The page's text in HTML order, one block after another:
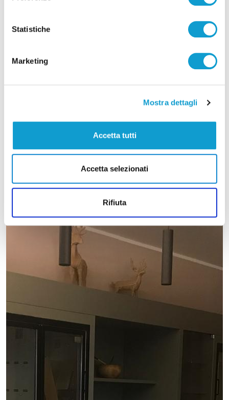
Statistiche
Marketing
Mostra dettagli
Accetta tutti
Accetta selezionati
Rifiuta